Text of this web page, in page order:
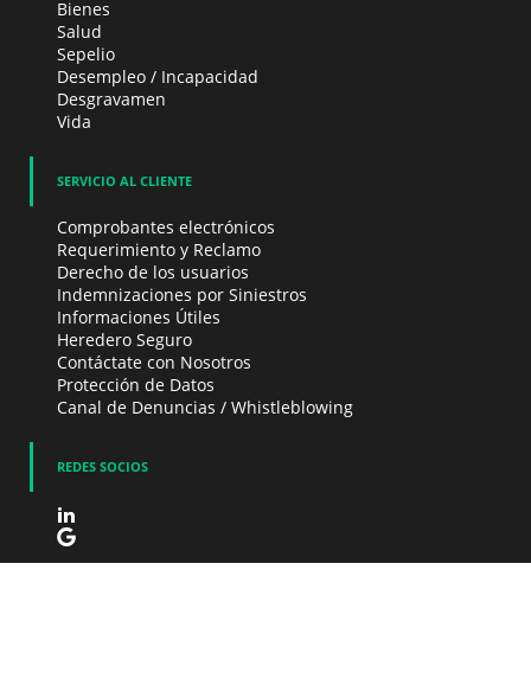
Bienes
Salud
Sepelio
Desempleo / Incapacidad
Desgravamen
Vida
SERVICIO AL CLIENTE
Comprobantes electrónicos
Requerimiento y Reclamo
Derecho de los usuarios
Indemnizaciones por Siniestros
Informaciones Útiles
Heredero Seguro
Contáctate con Nosotros
Protección de Datos
Canal de Denuncias / Whistleblowing
REDES SOCIOS